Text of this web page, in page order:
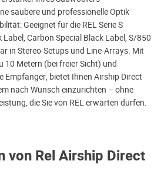
von Rel Airship Direct
saubere und professionelle Optik
Geeignet für die REL Serie S
Carbon Special Black Label, S/850
in Stereo-Setups und Line-Arrays. Mit
10 Metern (bei freier Sicht) und
Empfänger, bietet Ihnen Airship Direct
nach Wunsch einzurichten – ohne
die Sie von REL erwarten dürfen.